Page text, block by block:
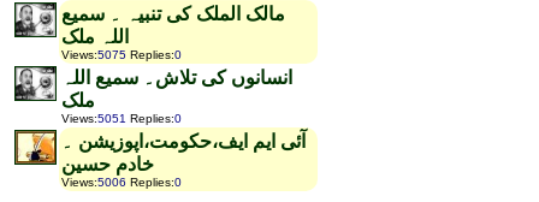
مالک الملک کی تنبیہ ۔ سمیع
اللہ ملک
Views:5075 Replies:0
انسانوں کی تلاش۔ سمیع اللہ
ملک
Views:5051 Replies:0
آئی ایم ایف،حکومت،اپوزیشن ۔
خادم حسین
Views:5006 Replies:0